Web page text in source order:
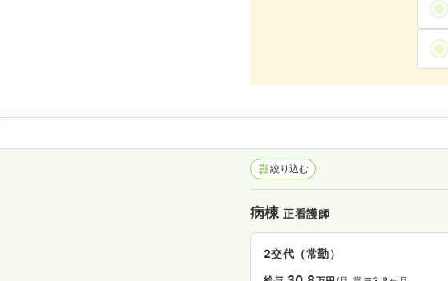
絞り込む
病棟正看護師
2交代（常勤）